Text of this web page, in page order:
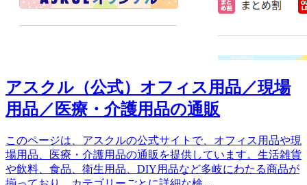
アスクル（公式）オフィス用品／現場
用品／医療・介護用品の通販
このページは、アスクルの公式サイトで、オフィス用品や現
場用品、医療・介護用品の通販を提供しています。生活雑貨
や飲料、食品、衛生用品、DIY用品など多岐にわたる商品が